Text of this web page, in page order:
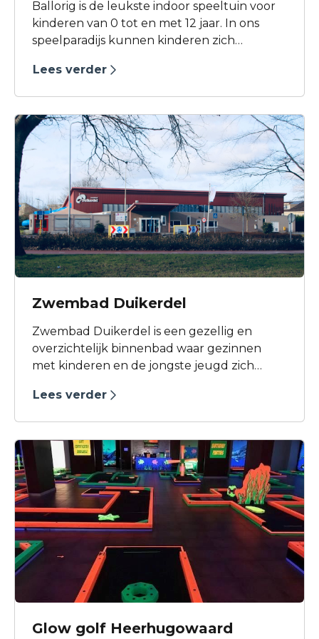
Ballorig is de leukste indoor speeltuin voor
kinderen van 0 tot en met 12 jaar. In ons
speelparadijs kunnen kinderen zich
spannende klimtoestellen, de glijbanen en
Lees verder
Zwembad Duikerdel
Zwembad Duikerdel is een gezellig en
overzichtelijk binnenbad waar gezinnen
met kinderen en de jongste jeugd zich
banenzwemmers hebben prima
Lees verder
Glow golf Heerhugowaard